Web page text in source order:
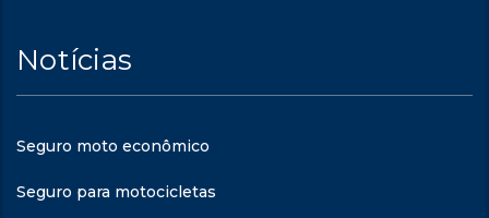
Notícias
Seguro moto econômico
Seguro para motocicletas